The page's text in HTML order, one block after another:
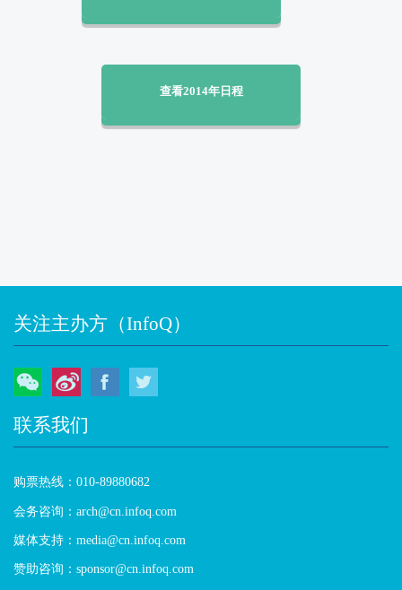
查看2014年日程
关注主办方（InfoQ）
微信 微博 Facebook
联系我们
购票热线：010-89880682
会务咨询：arch@cn.infoq.com
媒体支持：media@cn.infoq.com
赞助咨询：sponsor@cn.infoq.com